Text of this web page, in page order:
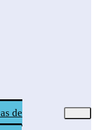
de